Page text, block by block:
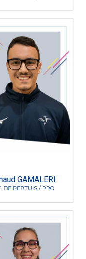
GAMALERI
DE PERTUIS / PRO